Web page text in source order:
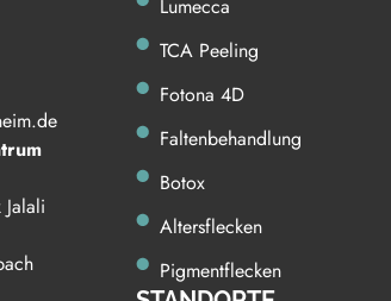
Lumecca
TCA Peeling
Fotona 4D
Faltenbehandlung
Botox
Altersflecken
Pigmentflecken